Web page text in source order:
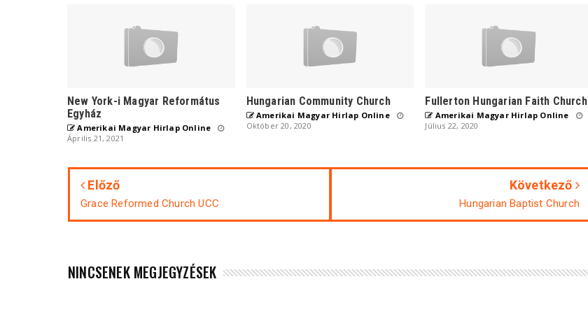
New York-i Magyar Református
Egyház
Amerikai Magyar Hirlap Online
Április 21, 2021
Hungarian Community Church
Amerikai Magyar Hirlap Online
Október 20, 2020
Fullerton Hungarian Faith Church
Amerikai Magyar Hirlap Online
Július 22, 2020
Előző
Grace Reformed Church UCC
Következő
Hungarian Baptist Church
NINCSENEK MEGJEGYZÉSEK